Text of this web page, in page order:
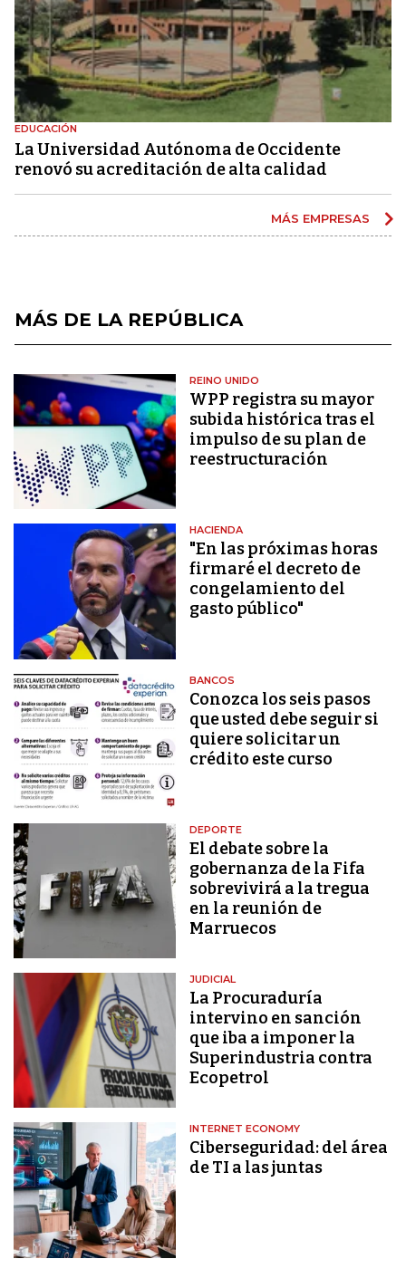
EDUCACIÓN
La Universidad Autónoma de Occidente
renovó su acreditación de alta calidad
MÁS EMPRESAS
MÁS DE LA REPÚBLICA
REINO UNIDO
WPP registra su mayor
subida histórica tras el
impulso de su plan de
reestructuración
HACIENDA
"En las próximas horas
firmaré el decreto de
congelamiento del
gasto público"
BANCOS
Conozca los seis pasos
que usted debe seguir si
quiere solicitar un
crédito este curso
DEPORTE
El debate sobre la
gobernanza de la Fifa
sobrevivirá a la tregua
en la reunión de
Marruecos
JUDICIAL
La Procuraduría
intervino en sanción
que iba a imponer la
Superindustria contra
Ecopetrol
INTERNET ECONOMY
Ciberseguridad: del área
de TI a las juntas